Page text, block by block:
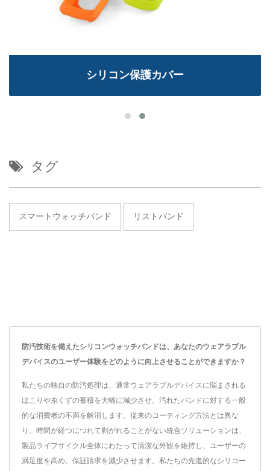
シリコン保護カバー
タグ
スマートウォッチバンド リストバンド
防汚技術を備えたシリコンウォッチバンドは、あなたのウェアラブル
デバイスのユーザー体験をどのように向上させることができますか？
私たちの独自の防汚処理は、通常ウェアラブルデバイスに悩まされる
ほこりや糸くずの蓄積を大幅に減少させ、汚れたバンドに対する一般
的な消費者の不満を解消します。従来のコーティング方法とは異な
り、時間が経つにつれて剥がれることがない統合ソリューションは、
製品ライフサイクル全体にわたって清潔な外観を維持し、ユーザーの
満足度を高め、保証請求を減少させます。私たちの先進的なシリコー